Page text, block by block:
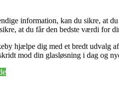
information, kan du sikre, at
at du får den bedste værdi for
hjælpe dig med et bredt udvalg
mod din glasløsning i dag og